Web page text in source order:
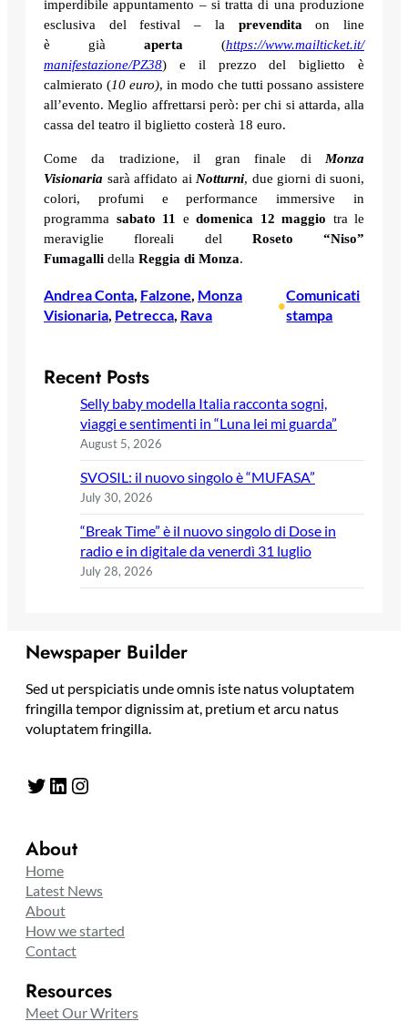
imperdibile appuntamento – si tratta di una produzione
esclusiva del festival – la prevenditaon line
è già aperta (https://www.mailticket.it/
manifestazione/PZ38) e il prezzo del biglietto è
calmierato (10 euro), in modo che tutti possano assistere
all’evento. Meglio affrettarsi però: per chi si attarda, alla
cassa del teatro il biglietto costerà 18 euro.
Come da tradizione, il gran finale di Monza
Visionaria sarà affidato ai Notturni, due giorni di suoni,
colori, profumi e performance immersive in
programma sabato 11 e domenica 12 maggio tra le
meraviglie floreali del Roseto “Niso”
Fumagalli della Reggia di Monza.
Andrea Conta, Falzone, Monza
Visionaria, Petrecca, Rava
•
Comunicati
stampa
Recent Posts
Selly baby modella Italia racconta sogni,
viaggi e sentimenti in “Luna lei mi guarda”
August 5, 2026
SVOSIL: il nuovo singolo è “MUFASA”
July 30, 2026
“Break Time” è il nuovo singolo di Dose in
radio e in digitale da venerdì 31 luglio
July 28, 2026
Newspaper Builder
Sed ut perspiciatis unde omnis iste natus voluptatem
fringilla tempor dignissim at, pretium et arcu natus
voluptatem fringilla.
Twitter LinkedIn Instagram
About
Home
Latest News
About
How we started
Contact
Resources
Meet Our Writers